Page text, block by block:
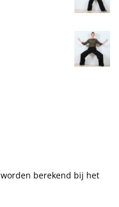
worden berekend bij het